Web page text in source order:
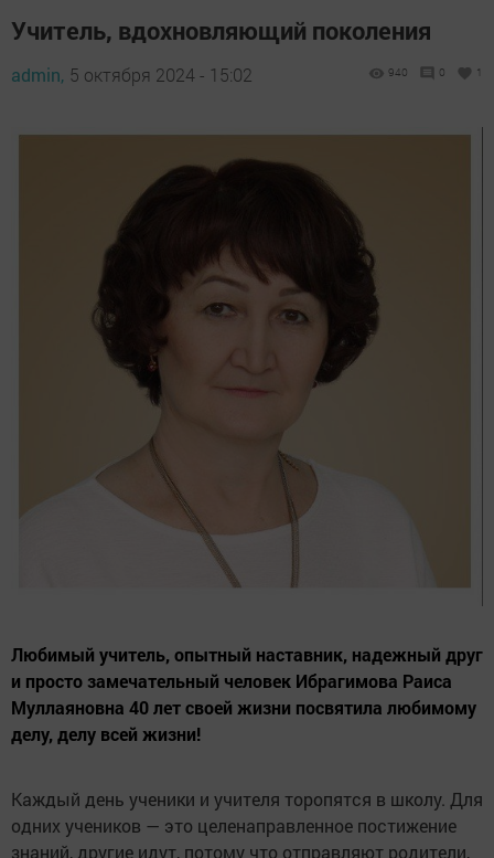
Учитель, вдохновляющий поколения
admin, 5 октября 2024 - 15:02 940 0 1
Любимый учитель, опытный наставник, надежный друг
и просто замечательный человек Ибрагимова Раиса
Муллаяновна 40 лет своей жизни посвятила любимому
делу, делу всей жизни!
Каждый день ученики и учителя торопятся в школу. Для
одних учеников — это целенаправленное постижение
знаний, другие идут, потому что отправляют родители,